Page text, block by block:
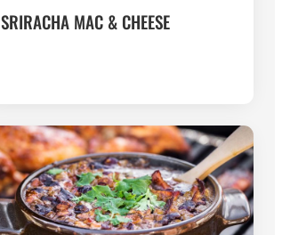
SRIRACHA MAC & CHEESE